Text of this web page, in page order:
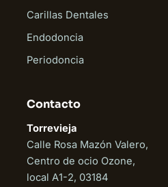
Carillas Dentales
Endodoncia
Periodoncia
Contacto
Torrevieja
Calle Rosa Mazón Valero,
Centro de ocio Ozone,
local A1-2, 03184